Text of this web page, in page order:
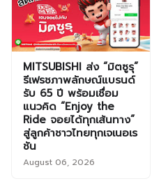
MITSUBISHI ส่ง “มิตซูรุ”
รีเฟรชภาพลักษณ์แบรนด์
รับ 65 ปี พร้อมเชื่อม
แนวคิด “Enjoy the
Ride จอยได้ทุกเส้นทาง”
สู่ลูกค้าชาวไทยทุกเจเนอเร
ชัน
August 06, 2026